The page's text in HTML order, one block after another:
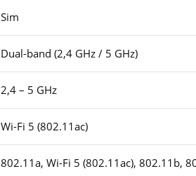
Sim
Dual-band (2,4 GHz / 5 GHz)
2,4 – 5 GHz
Wi-Fi 5 (802.11ac)
802.11a, Wi-Fi 5 (802.11ac), 802.11b,